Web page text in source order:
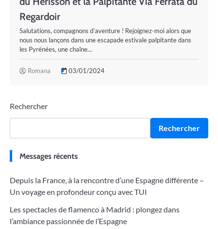
Regardoir
Salutations, compagnons d’aventure ! Rejoignez-moi alors que
nous nous lançons dans une escapade estivale palpitante dans
les Pyrénées, une chaîne…
Romana 03/01/2024
Rechercher
Rechercher
Messages récents
Depuis la France, à la rencontre d’une Espagne différente –
Un voyage en profondeur conçu avec TUI
Les spectacles de flamenco à Madrid : plongez dans
l’ambiance passionnée de l’Espagne